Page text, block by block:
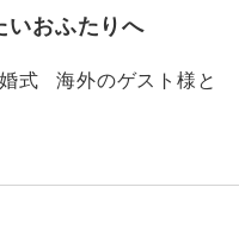
いおふたりへ
式 海外のゲスト様と